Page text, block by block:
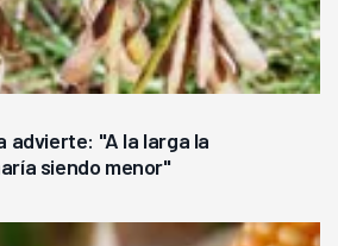
advierte: "A la larga la
siendo menor"